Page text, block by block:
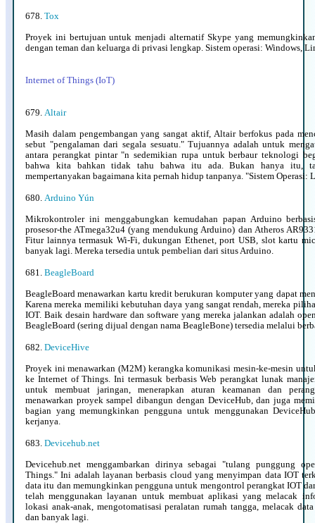
678. Tox
Proyek ini bertujuan untuk menjadi alternatif Skype yang
dengan teman dan keluarga di privasi lengkap. Sistem operasi: Windows,
Internet of Things (IoT)
679. Altair
Masih dalam pengembangan yang sangat aktif, Altair berfokus pada
sebut "pengalaman dari segala sesuatu." Tujuannya adalah untuk
antara perangkat pintar "n sedemikian rupa untuk berbaur teknologi
bahwa kita bahkan tidak tahu bahwa itu ada. Bukan hanya itu,
mempertanyakan bagaimana kita pernah hidup tanpanya. "Sistem Operasi:
680. Arduino Yún
Mikrokontroler ini menggabungkan kemudahan papan Arduino
prosesor-the ATmega32u4 (yang mendukung Arduino) dan Atheros
Fitur lainnya termasuk Wi-Fi, dukungan Ethenet, port USB, slot kartu
banyak lagi. Mereka tersedia untuk pembelian dari situs Arduino.
681. BeagleBoard
BeagleBoard menawarkan kartu kredit berukuran komputer yang dapat
Karena mereka memiliki kebutuhan daya yang sangat rendah, mereka
IOT. Baik desain hardware dan software yang mereka jalankan adalah
BeagleBoard (sering dijual dengan nama BeagleBone) tersedia melalui
682. DeviceHive
Proyek ini menawarkan (M2M) kerangka komunikasi mesin-ke-mesin
ke Internet of Things. Ini termasuk berbasis Web perangkat lunak
untuk membuat jaringan, menerapkan aturan keamanan dan
menawarkan proyek sampel dibangun dengan DeviceHub, dan juga
bagian yang memungkinkan pengguna untuk menggunakan
kerjanya.
683. Devicehub.net
Devicehub.net menggambarkan dirinya sebagai "tulang punggung
Things." Ini adalah layanan berbasis cloud yang menyimpan data IOT
data itu dan memungkinkan pengguna untuk mengontrol perangkat IOT
telah menggunakan layanan untuk membuat aplikasi yang melacak
lokasi anak-anak, mengotomatisasi peralatan rumah tangga, melacak
dan banyak lagi.